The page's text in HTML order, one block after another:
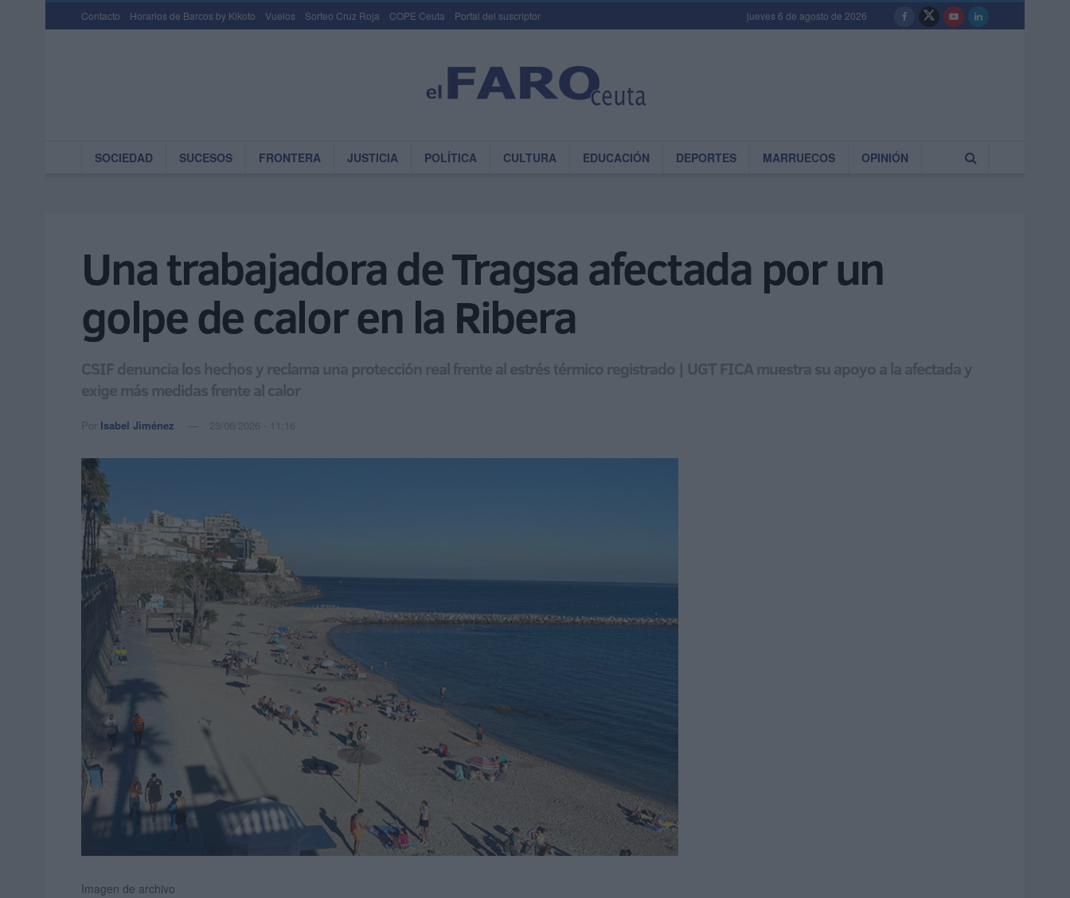
Contacto Horarios de Barcos by Kikoto Vuelos Sorteo Cruz Roja COPE Ceuta Portal del suscriptor jueves 6 de agosto de 2026
SOCIEDAD SUCESOS FRONTERA JUSTICIA POLÍTICA CULTURA EDUCACIÓN DEPORTES MARRUECOS OPINIÓN
Una trabajadora de Tragsa afectada por un
golpe de calor en la Ribera
CSIF denuncia los hechos y reclama una protección real frente al estrés térmico registrado | UGT FICA muestra su apoyo a la afectada y
exige más medidas frente al calor
Por Isabel Jiménez 23/06/2026 - 11:16
Imagen de archivo